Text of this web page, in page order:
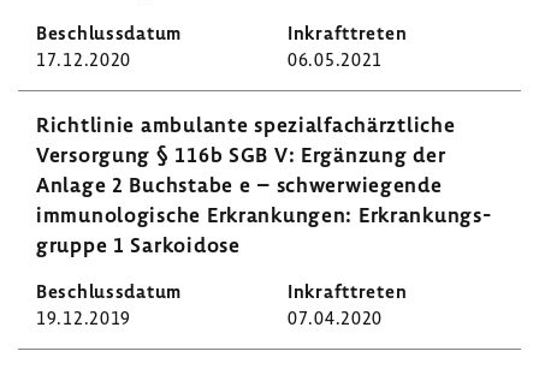
17.12.2020 06.05.2021
Richt­linie ambu­lante spezi­al­fach­ärzt­liche
Versor­gung § 116b SGB V: Ergän­zung der
Anlage 2 Buch­stabe e – schwer­wie­gende
immu­no­lo­gi­sche Erkran­kungen: Erkran­kungs­
gruppe 1 Sarko­idose
19.12.2019 07.04.2020